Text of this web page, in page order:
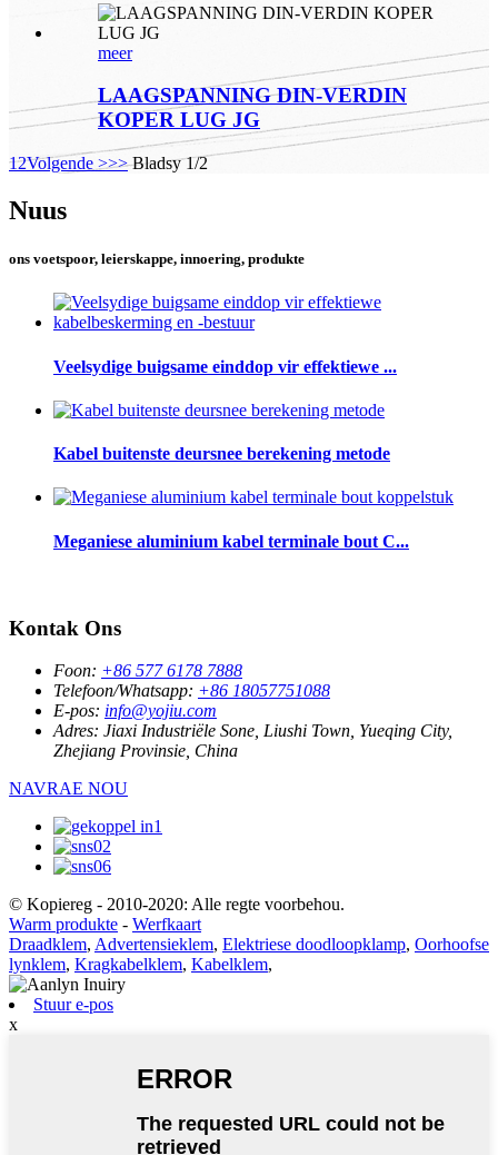
meer
LAAGSPANNING DIN-VERDIN
KOPER LUG JG
12Volgende >>> Bladsy 1/2
Nuus
ons voetspoor, leierskappe, innoering, produkte
Veelsydige buigsame einddop vir effektiewe ...
Kabel buitenste deursnee berekening metode
Meganiese aluminium kabel terminale bout C...
Kontak Ons
Foon: +86 577 6178 7888
Telefoon/Whatsapp: +86 18057751088
E-pos: info@yojiu.com
Adres: Jiaxi Industriële Sone, Liushi Town, Yueqing City,
Zhejiang Provinsie, China
NAVRAE NOU
© Kopiereg - 2010-2020: Alle regte voorbehou.
Warm produkte - Werfkaart
Draadklem, Advertensieklem, Elektriese doodloopklamp, Oorhoofse
lynklem, Kragkabelklem, Kabelklem,
Stuur e-pos
x